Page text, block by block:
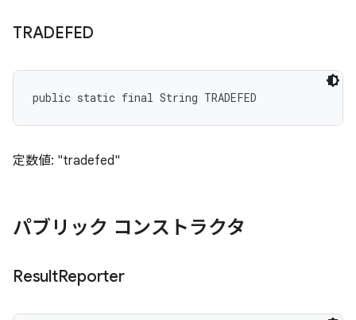
TRADEFED
public static final String TRADEFED
定数値: "tradefed"
パブリック コンストラクタ
ResultReporter